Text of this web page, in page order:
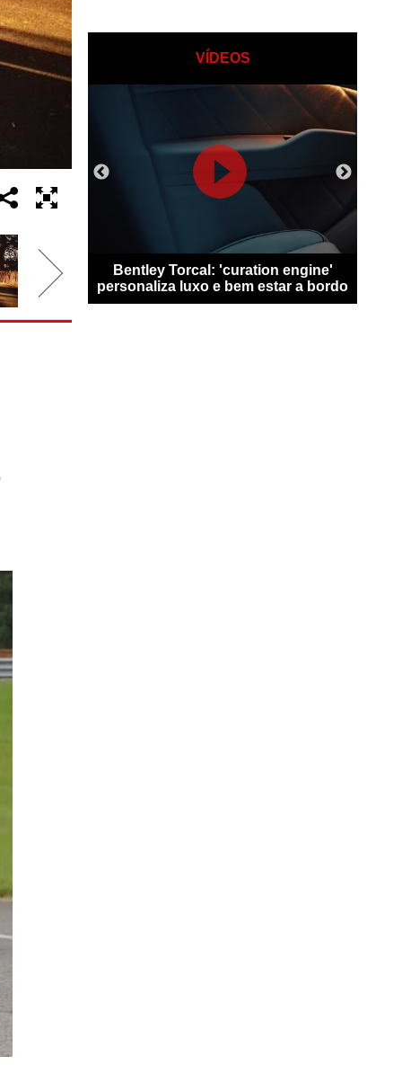
VÍDEOS
Qashqai
sem
Bentley Torcal: 'curation engine'
personaliza luxo e bem estar a bordo